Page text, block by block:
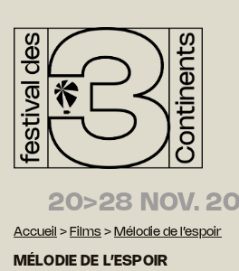
20>28 NOV.
Accueil > Films > Mélodie de l’espoir
MÉLODIE DE L’ESPOIR